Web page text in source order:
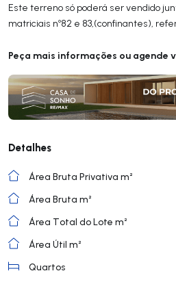
Este terreno só poderá ser vendido
matriciais nº82 e 83,(confinantes),
Peça mais informações ou agende
Detalhes
Área Bruta Privativa m²
Área Bruta m²
Área Total do Lote m²
Área Útil m²
Quartos